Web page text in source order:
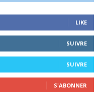
LIKE
SUIVRE
SUIVRE
S'ABONNER